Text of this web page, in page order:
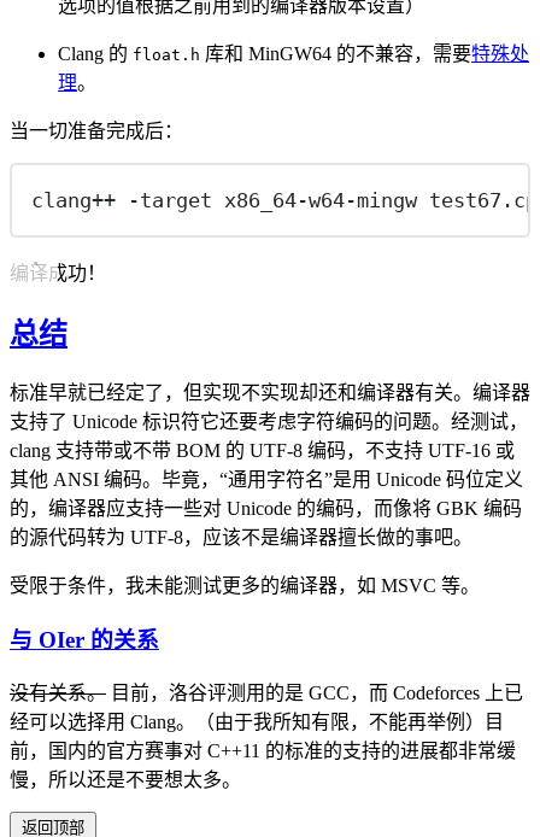
选项的值根据之前用到的编译器版本设置）
Clang 的 float.h 库和 MinGW64 的不兼容，需要特殊处
理。
当一切准备完成后：
clang++ -target x86_64-w64-mingw
编译成功！
总结
标准早就已经定了，但实现不实现却还和编译器有关。编译器
支持了 Unicode 标识符它还要考虑字符编码的问题。经测试，
clang 支持带或不带 BOM 的 UTF-8 编码，不支持 UTF-16 或
其他 ANSI 编码。毕竟，“通用字符名”是用 Unicode 码位定义
的，编译器应支持一些对 Unicode 的编码，而像将 GBK 编码
的源代码转为 UTF-8，应该不是编译器擅长做的事吧。
受限于条件，我未能测试更多的编译器，如 MSVC 等。
与 OIer 的关系
没有关系。 目前，洛谷评测用的是 GCC，而 Codeforces 上已
经可以选择用 Clang。（由于我所知有限，不能再举例）目
前，国内的官方赛事对 C++11 的标准的支持的进展都非常缓
慢，所以还是不要想太多。
返回顶部